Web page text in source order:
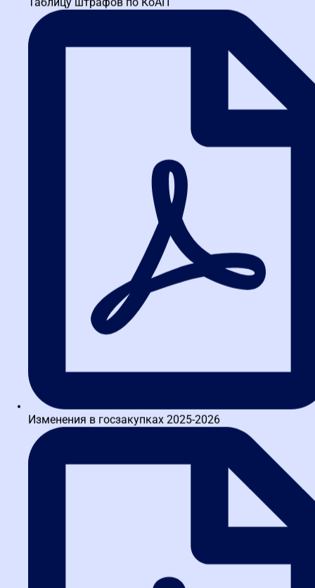
Имеет опыт работы в правовом управлении ФАС России.
Аналитик по стандартизации закупок при Правительстве
Москвы. Эксперт специализированной организации по
Власюк Евгения Ивановна
Автор регламентов закупочных процессов. Финансовый
менеджер по контролю тендеров девелоперской компании
Capital Group. Автор экспертных статей в профильных изданиях
(«Госзаказ...
Великанов Александр Петрович
Заместитель начальника Центрального аппарата ФАС
России,17-летний опыт работы в ФАС. Автор более 20 научных
публикаций в сфере контроля в закупках....
Изменения в госзакупках 2025-2026